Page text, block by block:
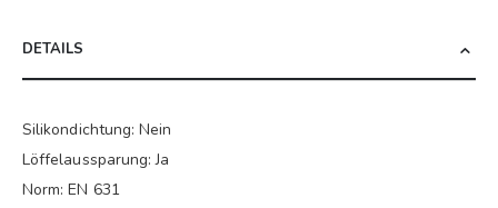
DETAILS
Silikondichtung: Nein
Löffelaussparung: Ja
Norm: EN 631